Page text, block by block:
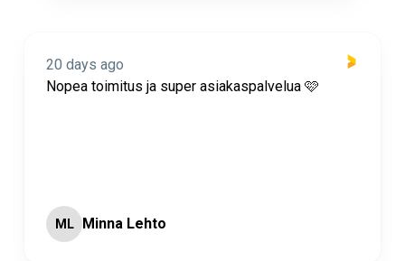
20 days ago
Nopea toimitus ja super asiakaspalvelua 🩷
ML Minna Lehto